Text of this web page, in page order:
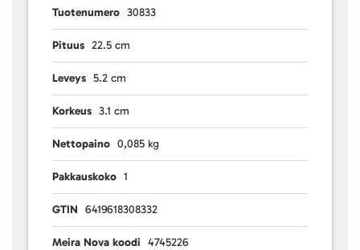
Tuotenumero 30833
Pituus 22.5 cm
Leveys 5.2 cm
Korkeus 3.1 cm
Nettopaino 0,085 kg
Pakkauskoko 1
GTIN 6419618308332
Meira Nova koodi 4745226